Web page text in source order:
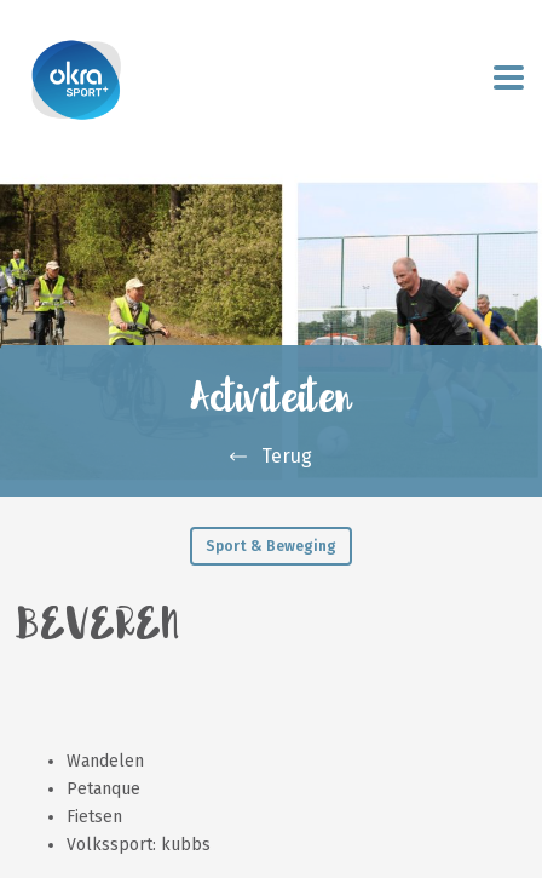
Activiteiten
Terug
Sport & Beweging
BEVEREN
Wandelen
Petanque
Fietsen
Volkssport: kubbs